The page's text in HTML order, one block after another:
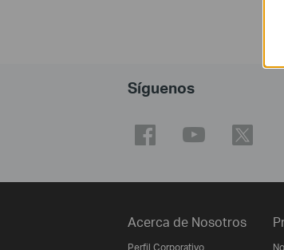
Síguenos
Acerca de Nosotros
Perfil Corporativo